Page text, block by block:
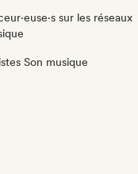
sur les réseaux
Son musique